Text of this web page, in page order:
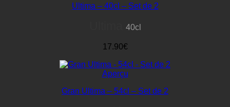
Ultima – 40cl – Set de 2
40cl
17.90€
Aperçu
Gran Ultima – 54cl – Set de 2